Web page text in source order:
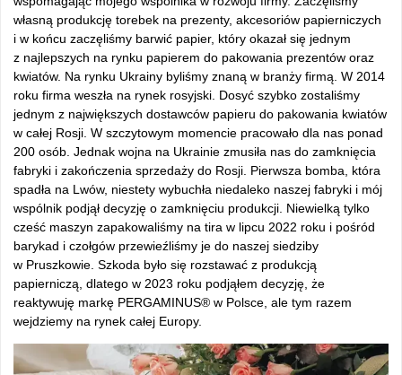
własną produkcję torebek na prezenty, akcesoriów papierniczych
i w końcu zaczęliśmy barwić papier, który okazał się jednym
z najlepszych na rynku papierem do pakowania prezentów oraz
kwiatów. Na rynku Ukrainy byliśmy znaną w branży firmą. W 2014
roku firma weszła na rynek rosyjski. Dosyć szybko zostaliśmy
jednym z największych dostawców papieru do pakowania kwiatów
w całej Rosji. W szczytowym momencie pracowało dla nas ponad
200 osób. Jednak wojna na Ukrainie zmusiła nas do zamknięcia
fabryki i zakończenia sprzedaży do Rosji. Pierwsza bomba, która
spadła na Lwów, niestety wybuchła niedaleko naszej fabryki i mój
wspólnik podjął decyzję o zamknięciu produkcji. Niewielką tylko
cześć maszyn zapakowaliśmy na tira w lipcu 2022 roku i pośród
barykad i czołgów przewieźliśmy je do naszej siedziby
w Pruszkowie. Szkoda było się rozstawać z produkcją
papierniczą, dlatego w 2023 roku podjąłem decyzję, że
reaktywuję markę PERGAMINUS® w Polsce, ale tym razem
wejdziemy na rynek całej Europy.